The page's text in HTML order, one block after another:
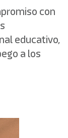
con
educativo,
a los